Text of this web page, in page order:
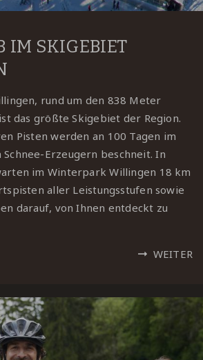
IM SKIGEBIET
rund um den 838 Meter
das größte Skigebiet der Region.
Pisten werden an 100 Tagen im
Schnee-Erzeugern beschneit. In
im Winterpark Willingen 18 km
aller Leistungsstufen sowie
darauf, von Ihnen entdeckt zu
WEITER